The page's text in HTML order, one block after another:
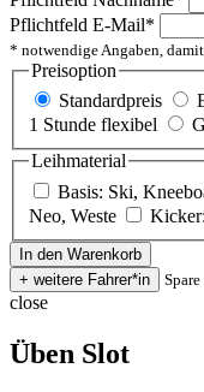
Pflichtfeld E-Mail*
* notwendige Angaben,
Preisoption
Standardpreis
1 Stunde flexibel
Leihmaterial
Basis: Ski,
Neo, Weste
close
Üben Slot